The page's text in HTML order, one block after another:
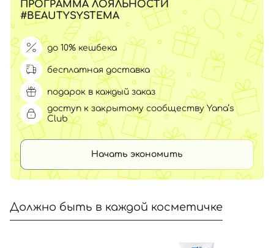
ПРОГРАММА ЛОЯЛЬНОСТИ
#BEAUTYSYSTEMA
до 10% кешбека
бесплатная доставка
подарок в каждый заказ
доступ к закрытому сообществу Yana’s
Club
Начать экономить
Должно быть в каждой косметичке